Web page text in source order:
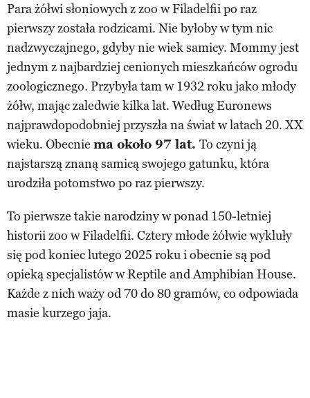
Para żółwi słoniowych z zoo w Filadelfii po raz
pierwszy została rodzicami. Nie byłoby w tym nic
nadzwyczajnego, gdyby nie wiek samicy. Mommy jest
jednym z najbardziej cenionych mieszkańców ogrodu
zoologicznego. Przybyła tam w 1932 roku jako młody
żółw, mając zaledwie kilka lat. Według Euronews
najprawdopodobniej przyszła na świat w latach 20. XX
wieku. Obecnie ma około 97 lat. To czyni ją
najstarszą znaną samicą swojego gatunku, która
urodziła potomstwo po raz pierwszy.
To pierwsze takie narodziny w ponad 150-letniej
historii zoo w Filadelfii. Cztery młode żółwie wykluły
się pod koniec lutego 2025 roku i obecnie są pod
opieką specjalistów w Reptile and Amphibian House.
Każde z nich waży od 70 do 80 gramów, co odpowiada
masie kurzego jaja.